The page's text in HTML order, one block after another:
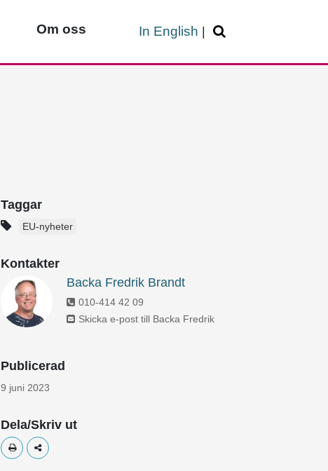
Om oss In English
Taggar
EU-nyheter
Kontakter
Backa Fredrik Brandt
010-414 42 09
Skicka e-post till Backa Fredrik
Publicerad
9 juni 2023
Dela/Skriv ut
Skriv utDela